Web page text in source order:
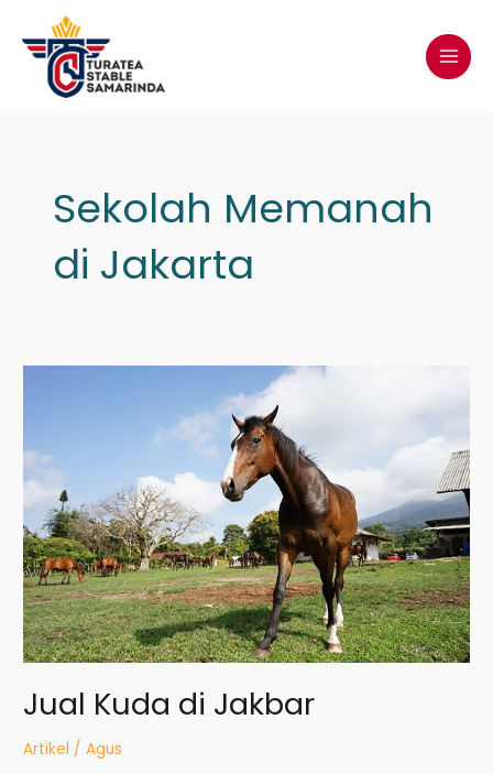
konten
Sekolah Memanah
di Jakarta
Jual Kuda di Jakbar
Artikel /Agus
Jakbar